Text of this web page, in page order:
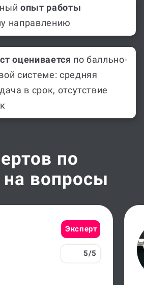
опыт работы
направлению
оценивается по балльно-
системе: средняя
в срок, отсутствие
по
вопросы
Эксперт
5/5